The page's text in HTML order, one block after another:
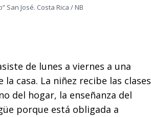
San José. Costa Rica / NB
de lunes a viernes a una
casa. La niñez recibe las clases
del hogar, la enseñanza del
porque está obligada a